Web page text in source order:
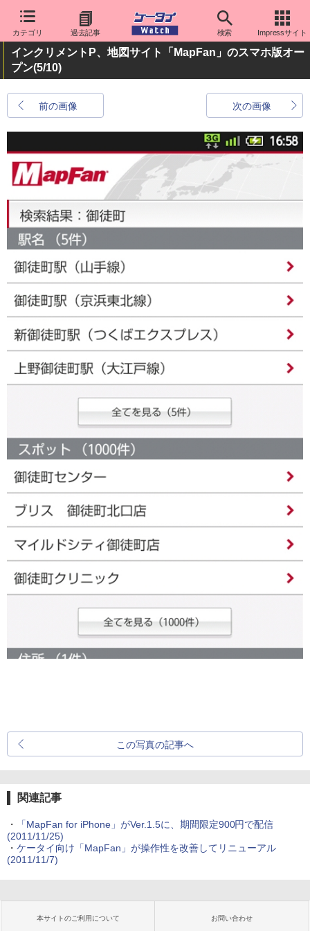
カテゴリ 過去記事 検索 Impressサイト
インクリメントP、地図サイト「MapFan」のスマホ版オー
プン(5/10)
前の画像 次の画像
この写真の記事へ
関連記事
・
「MapFan for iPhone」がVer.1.5に、期間限定900円で配信
(2011/11/25)
・ ケータイ向け「MapFan」が操作性を改善してリニューアル
(2011/11/7)
本サイトのご利用について お問い合わせ